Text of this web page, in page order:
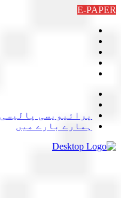
Skip
content
E-PAPER
پرائیویسی پالیسی
ہمارے بارے میں